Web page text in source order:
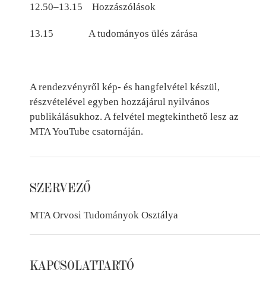
12.50–13.15 Hozzászólások
13.15 A tudományos ülés zárása
A rendezvényről kép- és hangfelvétel készül,
részvételével egyben hozzájárul nyilvános
publikálásukhoz. A felvétel megtekinthető lesz az
MTA YouTube csatornáján.
SZERVEZŐ
MTA Orvosi Tudományok Osztálya
KAPCSOLATTARTÓ